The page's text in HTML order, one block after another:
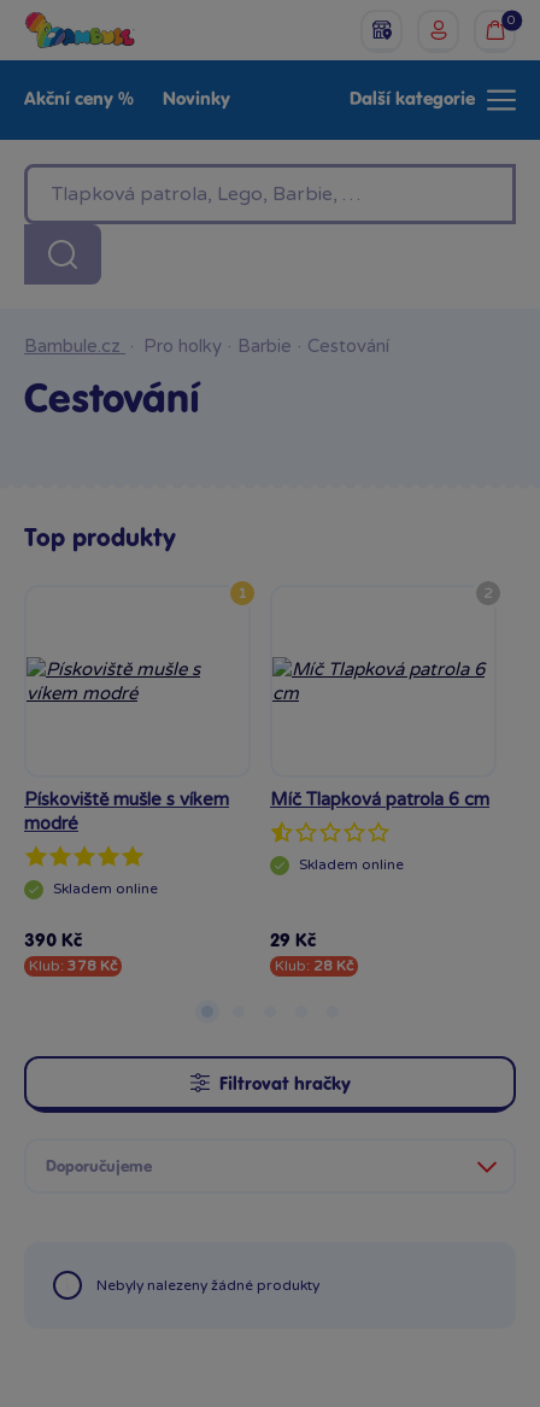
0
Akční ceny % Novinky
LEGO®
Baby Značky
Další kategorie
Bambule.cz · Pro holky · Barbie · Cestování
Cestování
Top produkty
1
Pískoviště mušle s víkem
modré
Skladem online
390 Kč
Klub: 378 Kč
2
Míč Tlapková patrola 6 cm
Skladem online
29 Kč
Klub: 28 Kč
Filtrovat hračky
Nebyly nalezeny žádné produkty